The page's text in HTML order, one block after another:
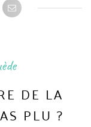
DE LA
PLU ?